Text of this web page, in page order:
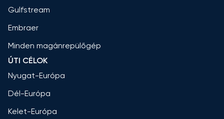
Gulfstream
Embraer
Minden magánrepülőgép
ÚTI CÉLOK
Nyugat-Európa
Dél-Európa
Kelet-Európa